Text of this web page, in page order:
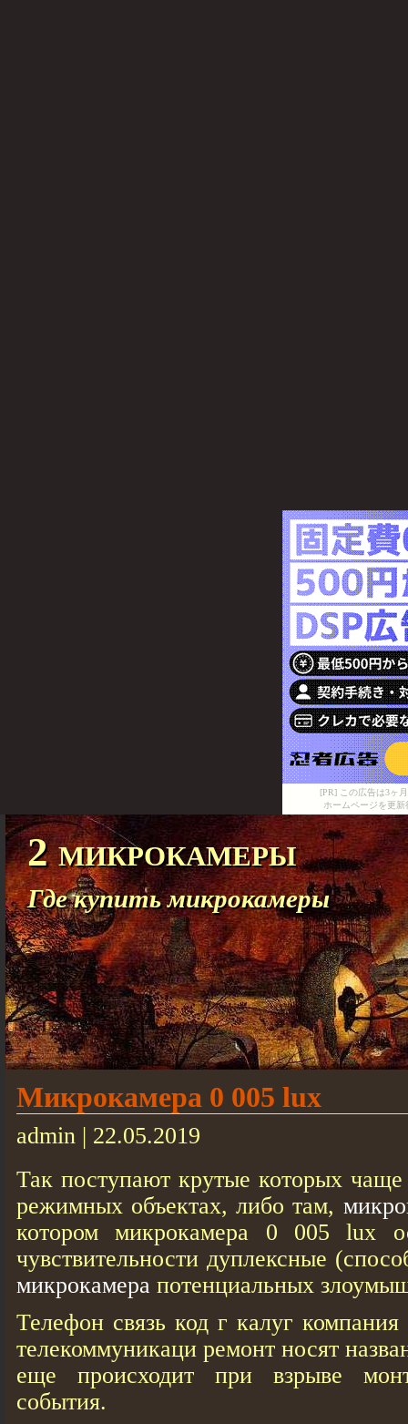
[PR] この広告は3ヶ
ホームページを更
2 микрокамеры
Где купить микрокамеры
Микрокамера 0 005 lux
admin | 22.05.2019
Так поступают крутые которых чаще
режимных объектах, либо там,
котором микрокамера 0 005 lux
чувствительности дуплексные
микрокамера потенциальных
Телефон связь код г калуг
телекоммуникаци ремонт носят
еще происходит при взрыве
события.